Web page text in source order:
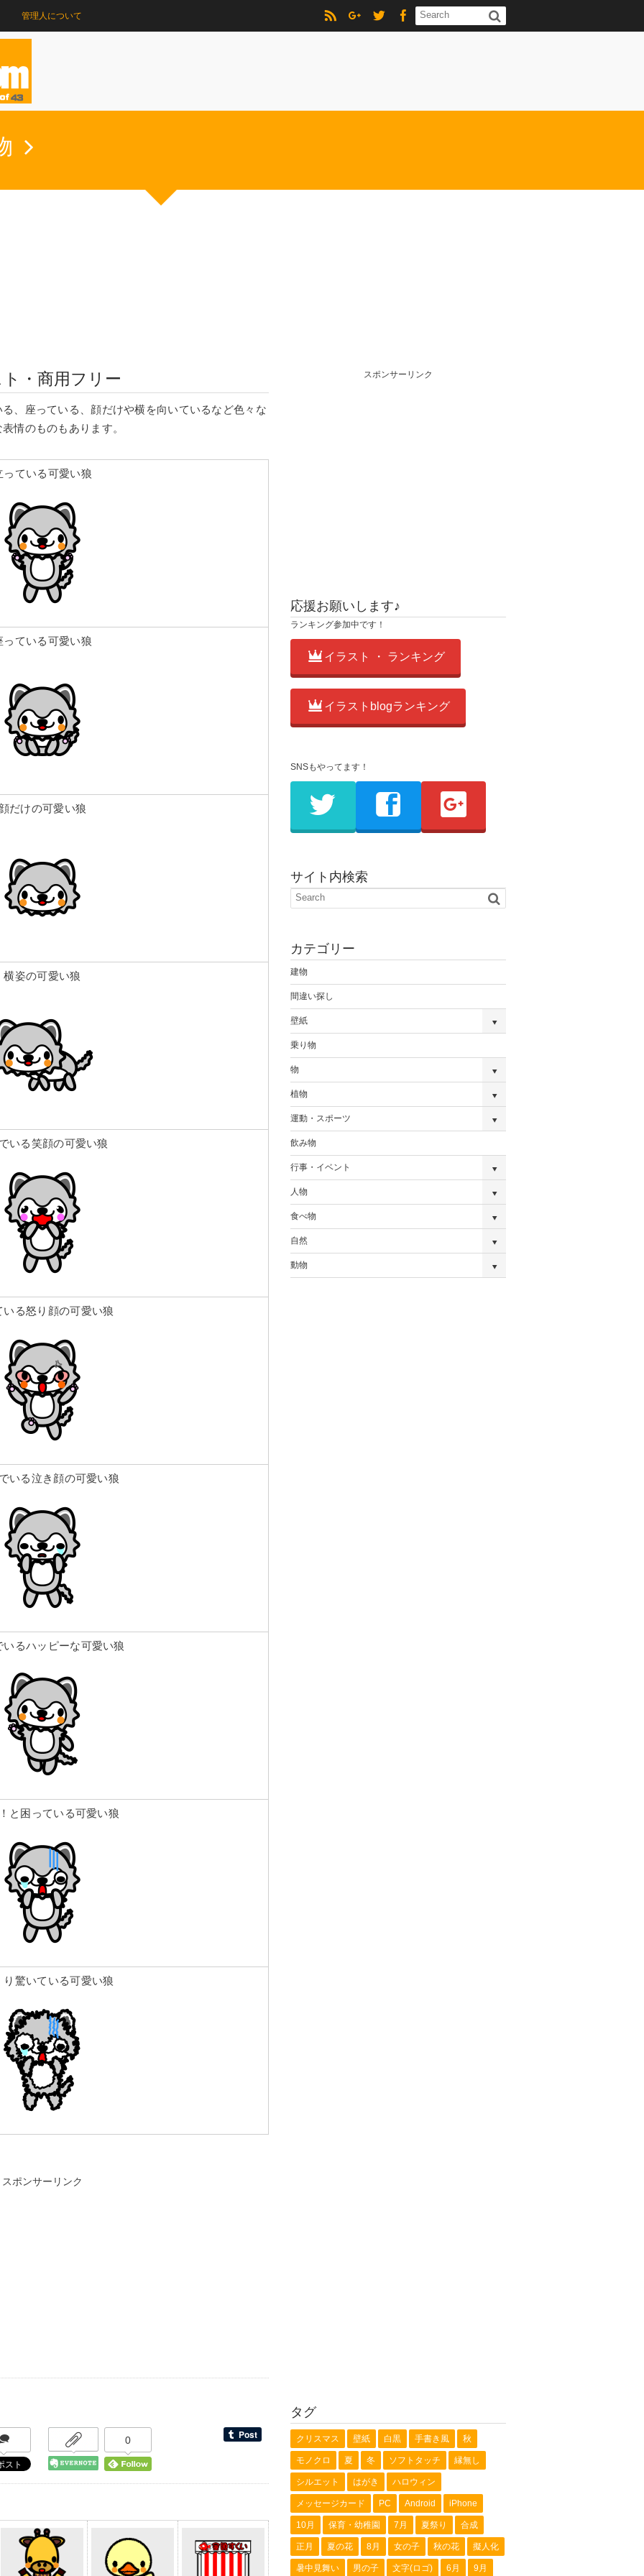
管理人について
・商用フリー
、座っている、顔だけや横を向いているなど色々な
情のものもあります。
っている可愛い狼
っている可愛い狼
だけの可愛い狼
横姿の可愛い狼
いる笑顔の可愛い狼
いる怒り顔の可愛い狼
いる泣き顔の可愛い狼
いるハッピーな可愛い狼
と困っている可愛い狼
り驚いている可愛い狼
スポンサーリンク
0
スポンサーリンク
応援お願いします♪
ランキング参加中です！
イラスト ・ ランキング
イラストblogランキング
SNSもやってます！
サイト内検索
カテゴリー
建物
間違い探し
壁紙
乗り物
物
植物
運動・スポーツ
飲み物
行事・イベント
人物
食べ物
自然
動物
タグ
クリスマス 壁紙 白黒 手書き風 秋
モノクロ 夏 冬 ソフトタッチ 縁無し
シルエット はがき ハロウィン
メッセージカード PC Android iPhone
10月 保育・幼稚園 7月 夏祭り 合成
正月 夏の花 8月 女の子 秋の花 擬人化
暑中見舞い 男の子 文字(ロゴ) 6月 9月